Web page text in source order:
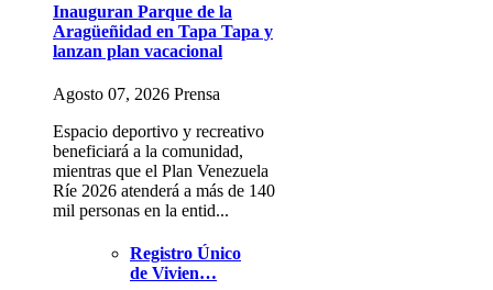
Inauguran Parque de la
Aragüeñidad en Tapa Tapa y
lanzan plan vacacional
Agosto 07, 2026 Prensa
Espacio deportivo y recreativo
beneficiará a la comunidad,
mientras que el Plan Venezuela
Ríe 2026 atenderá a más de 140
mil personas en la entid...
Registro Único
de Vivien…